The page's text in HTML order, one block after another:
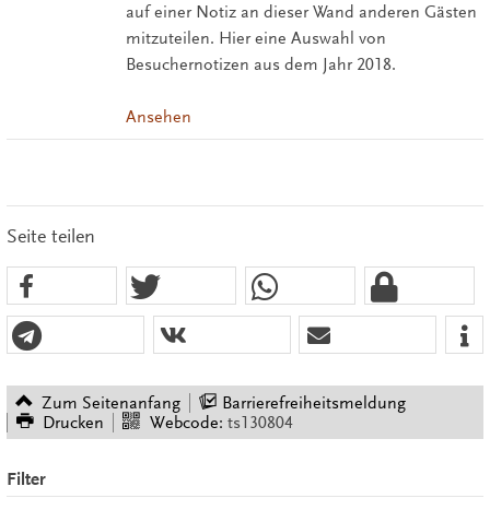
auf einer Notiz an dieser Wand anderen Gästen
mitzuteilen. Hier eine Auswahl von
Besuchernotizen aus dem Jahr 2018.
Ansehen
Seite teilen
Zum Seitenanfang
Barrierefreiheitsmeldung
Drucken
Webcode: ts130804
Filter